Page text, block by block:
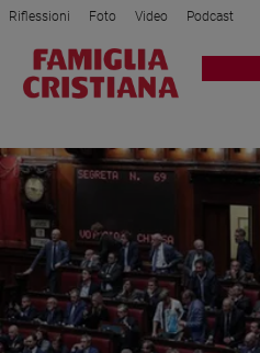
Attualità
Politica
Mondo
Economia
Legalità
e
giustizia
Sport
Riflessioni Foto Video Podcast
Privacy Policy Chi siamo
Registrati Redazione